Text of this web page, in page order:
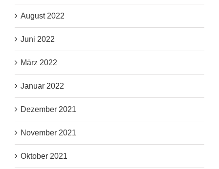
August 2022
Juni 2022
März 2022
Januar 2022
Dezember 2021
November 2021
Oktober 2021